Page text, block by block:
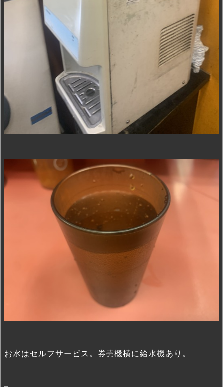
お水はセルフサービス。券売機横に給水機あり。